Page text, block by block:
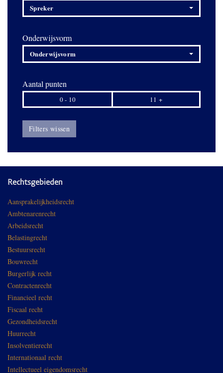
Spreker
Onderwijsvorm
Onderwijsvorm
Aantal punten
0 - 10 11 +
Filters wissen
Rechtsgebieden
Aansprakelijkheidsrecht
Ambtenarenrecht
Arbeidsrecht
Belastingrecht
Bestuursrecht
Bouwrecht
Burgerlijk recht
Contractenrecht
Financieel recht
Fiscaal recht
Gezondheidsrecht
Huurrecht
Insolventierecht
Internationaal recht
Intellectueel eigendomsrecht